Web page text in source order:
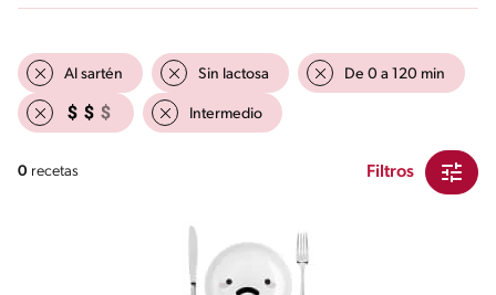
Al sartén Sin lactosa De 0 a 120 min
Intermedio
0 recetas Filtros